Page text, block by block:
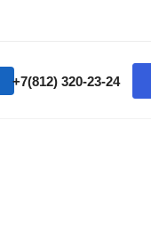
+7(812) 320-23-24